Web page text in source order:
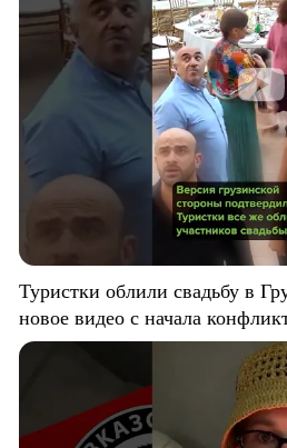
Туристки облили свадьбу в
новое видео с начала